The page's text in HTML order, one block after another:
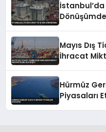
İstanbul’da
Dönüşümde
Mayıs Dış
İhracat
Hürmüz
Piyasaları